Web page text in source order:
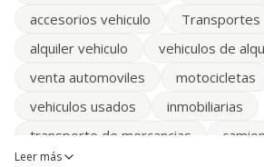
accesorios vehiculo
Transportes
alquiler vehiculo
vehiculos de
venta automoviles
motocicletas
vehiculos usados
inmobiliarias
transporte de mercancias
Leer más